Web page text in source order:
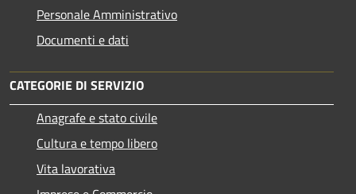
Personale Amministrativo
Documenti e dati
CATEGORIE DI SERVIZIO
Anagrafe e stato civile
Cultura e tempo libero
Vita lavorativa